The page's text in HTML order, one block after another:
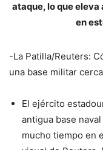
ataque, lo que
en
-La Patilla/Reuters:
una base militar
El ejército
antigua base
mucho tiempo en